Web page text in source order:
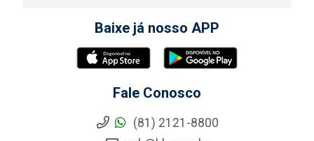
Baixe já nosso APP
Fale Conosco
(81) 2121-8800